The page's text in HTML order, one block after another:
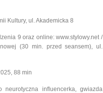
Kultury, ul. Akademicka 8
9 oraz online: www.stylowy.net /
(30 min. przed seansem), ul.
88 min
influencerka, gwiazda